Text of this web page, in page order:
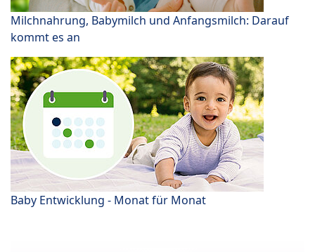
Milchnahrung, Babymilch und Anfangsmilch: Darauf
kommt es an
Baby Entwicklung - Monat für Monat